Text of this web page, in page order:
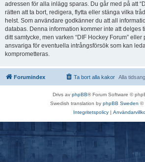
adressen för alla inlägg sparas. Du går med på att
rätten att ta bort, redigera, flytta eller stänga vilka
helst. Som användare godkänner du att all
databas. Denna information kommer inte att delges
ditt samtycke, men varken “DIF Hockey Forum”
ansvariga för eventuella intrångsförsök som kan
komprometteras.
Forumindex Alla
Ta bort alla kakor
Drivs av phpBB® Forum Software ©
Swedish translation by phpBB Sweden ©
Integritetspolicy|